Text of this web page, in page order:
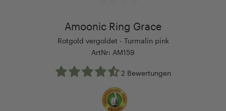
Amoonic Ring Grace
Rotgold vergoldet - Turmalin pink
ArtNr: AM159
2 Bewertungen